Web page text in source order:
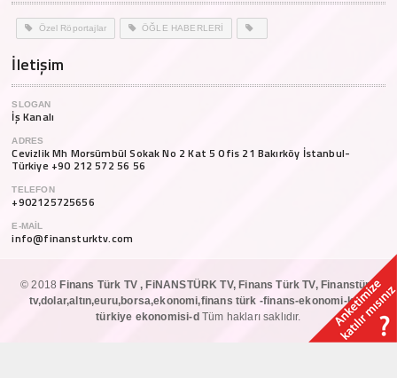
Özel Röportajlar ÖĞLE HABERLERİ
İletişim
SLOGAN
İş Kanalı
ADRES
Cevizlik Mh Morsümbül Sokak No 2 Kat 5 Ofis 21 Bakırköy İstanbul-
Türkiye +90 212 572 56 56
TELEFON
+902125725656
E-MAIL
info@finansturktv.com
© 2018 Finans Türk TV , FiNANSTÜRK TV, Finans Türk TV, Finanstürk
tv,dolar,altın,euru,borsa,ekonomi,finans türk -finans-ekonomi-kur-
türkiye ekonomisi-d Tüm hakları saklıdır.